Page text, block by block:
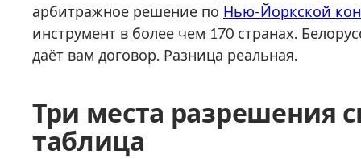
арбитражное решение по Нью-Йоркской
инструмент в более чем 170 странах.
даёт вам договор. Разница реальная.
Три места разрешения
таблица